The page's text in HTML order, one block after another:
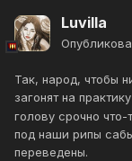
Luvilla
Так, народ, чтобы
загонят на
голову срочно что-
под наши рипы
переведены.